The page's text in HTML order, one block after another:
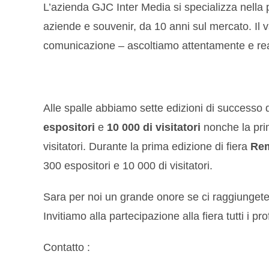
L’azienda GJC Inter Media si specializza
aziende e souvenir, da 10 anni sul mercato. Il
comunicazione – ascoltiamo attentamente e
Alle spalle abbiamo sette edizioni di
espositori e 10 000 di visitatori nonche la
visitatori. Durante la prima edizione di fiera
300 espositori e 10 000 di visitatori.
Sara per noi un grande onore se ci
Invitiamo alla partecipazione alla fiera tutti i
Contatto :